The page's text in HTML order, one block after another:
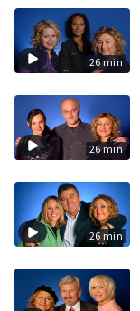
26 min
26 min
26 min